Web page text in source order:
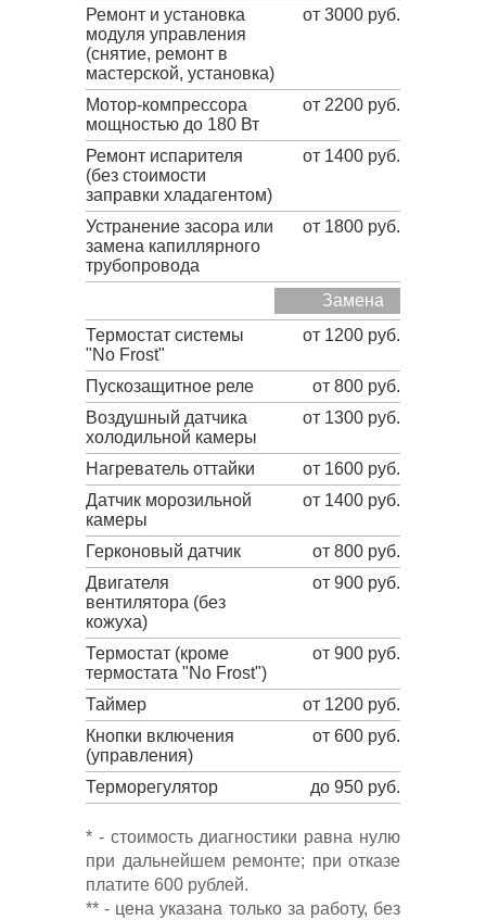
Ремонт и установка
модуля управления
(снятие, ремонт в
мастерской, установка)
от 3000 руб.
Мотор-компрессора
мощностью до 180 Вт
от 2200 руб.
Ремонт испарителя
(без стоимости
заправки хладагентом)
от 1400 руб.
Устранение засора или
замена капиллярного
трубопровода
от 1800 руб.
Замена
Термостат системы
"No Frost"
от 1200 руб.
Пускозащитное реле
от 800 руб.
Воздушный датчика
холодильной камеры
от 1300 руб.
Нагреватель оттайки
от 1600 руб.
Датчик морозильной
камеры
от 1400 руб.
Герконовый датчик
от 800 руб.
Двигателя
вентилятора (без
кожуха)
от 900 руб.
Термостат (кроме
термостата "No Frost")
от 900 руб.
Таймер
от 1200 руб.
Кнопки включения
(управления)
от 600 руб.
Терморегулятор до 950 руб.
* - стоимость диагностики равна нулю
при дальнейшем ремонте; при отказе
платите 600 рублей.
** - цена указана только за работу, без